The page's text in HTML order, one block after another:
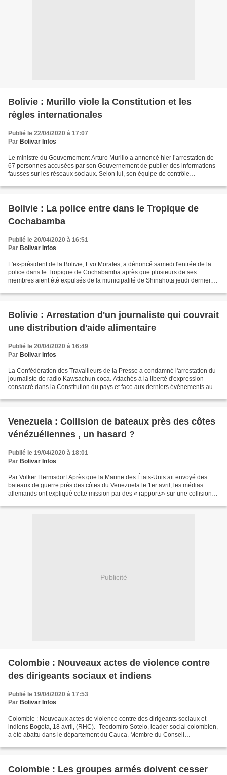
Bolivie : Murillo viole la Constitution et les
règles internationales
Publié le 22/04/2020 à 17:07
Par Bolivar Infos
Le ministre du Gouvernement Arturo Murillo a annoncé hier l’arrestation de
67 personnes accusées par son Gouvernement de publier des informations
fausses sur les réseaux sociaux. Selon lui, son équipe de contrôle
Bolivie : La police entre dans le Tropique de
Cochabamba
Publié le 20/04/2020 à 16:51
Par Bolivar Infos
L'ex-président de la Bolivie, Evo Morales, a dénoncé samedi l'entrée de la
police dans le Tropique de Cochabamba après que plusieurs de ses
membres aient été expulsés de la municipalité de Shinahota jeudi dernier.
Bolivie : Arrestation d'un journaliste qui couvrait
une distribution d'aide alimentaire
Publié le 20/04/2020 à 16:49
Par Bolivar Infos
La Confédération des Travailleurs de la Presse a condamné l'arrestation du
journaliste de radio Kawsachun coca. Attachés à la liberté d'expression
consacré dans la Constitution du pays et face aux derniers événements au
Venezuela : Collision de bateaux près des côtes
vénézuéliennes , un hasard ?
Publié le 19/04/2020 à 18:01
Par Bolivar Infos
Par Volker Hermsdorf Après que la Marine des États-Unis ait envoyé des
bateaux de guerre près des côtes du Venezuela le 1er avril, les médias
allemands ont expliqué cette mission par des « rapports» sur une collision
Publicité
Colombie : Nouveaux actes de violence contre
des dirigeants sociaux et indiens
Publié le 19/04/2020 à 17:53
Par Bolivar Infos
Colombie : Nouveaux actes de violence contre des dirigeants sociaux et
indiens Bogota, 18 avril, (RHC).- Teodomiro Sotelo, leader social colombien,
a été abattu dans le département du Cauca. Membre du Conseil
Colombie : Les groupes armés doivent cesser